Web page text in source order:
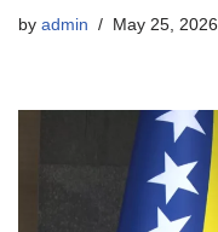
by admin May 25, 2026